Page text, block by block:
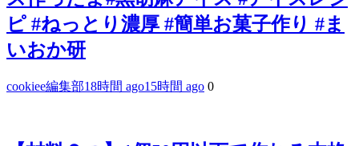
ピ #ねっとり濃厚 #簡単お菓子作り #ま
いおか研
cookiee編集部18時間 ago15時間 ago 0